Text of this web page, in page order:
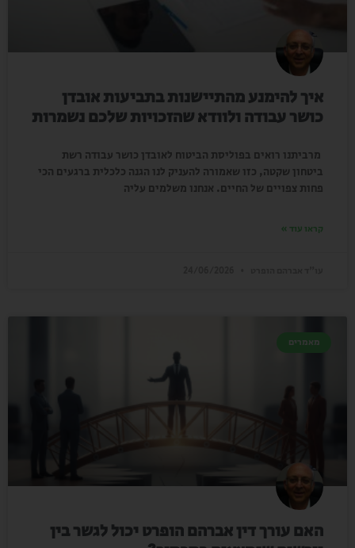
איך להימנע מהתיישנות בתביעות אובדן
כושר עבודה ולוודא שהזכויות שלכם נשמרות
מרביתנו רואים בפוליסת הביטוח לאובדן כושר עבודה רשת
ביטחון שקטה, כזו שאמורה להעניק לנו הגנה כלכלית ברגעים הכי
פחות צפויים של החיים. אנחנו משלמים עליה
קראו עוד »
מאמרים
האם עורך דין אברהם הופרט יכול לגשר בין